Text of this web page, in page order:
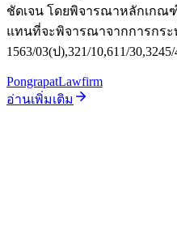
ชัดเจน โดยพิจารณาหลักเกณ
แทนที่จะพิจารณาจากการกระ
1563/03(ป),321/10,611/30,3245/
PongrapatLawfirm
อ่านเพิ่มเติม